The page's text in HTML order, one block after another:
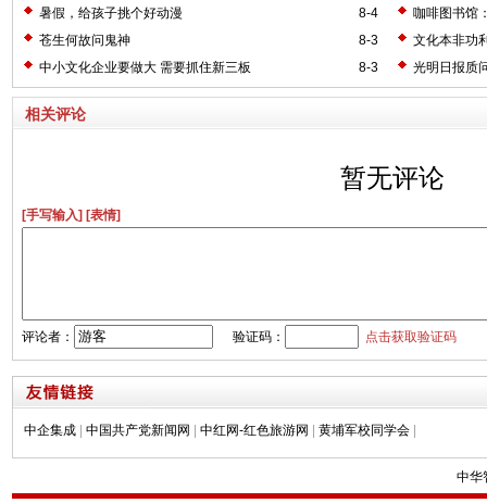
8-4
暑假，给孩子挑个好动漫
咖啡图书馆
8-3
苍生何故问鬼神
文化本非功
8-3
中小文化企业要做大 需要抓住新三板 光明日报质
相关评论
暂无评论
[手写输入] [表情]
评论者： 验证码： 点击获取验证码
中企集成 | 中国共产党新闻网 | 中红网-红色旅游网 | 黄埔军校同学会 |
中华